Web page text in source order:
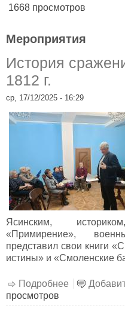
1668 просмотров
Мероприятия
История
1812 г.
ср, 17/12/2025 - 16:29
Ясинским,
«Примирение»,
представил свои книги
истины» и «Смоленские
Подробнее о История
просмотров